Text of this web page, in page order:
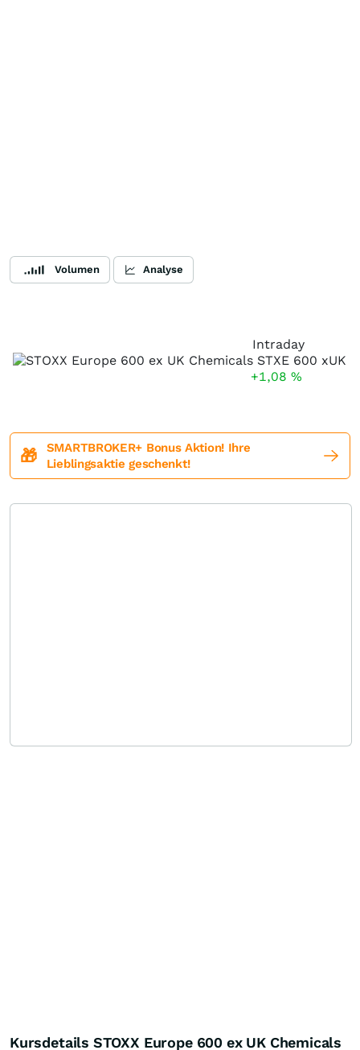
Volumen Analyse
Intraday
+1,08 %
🎁
SMARTBROKER+ Bonus Aktion! Ihre
Lieblingsaktie geschenkt!
Kursdetails STOXX Europe 600 ex UK Chemicals